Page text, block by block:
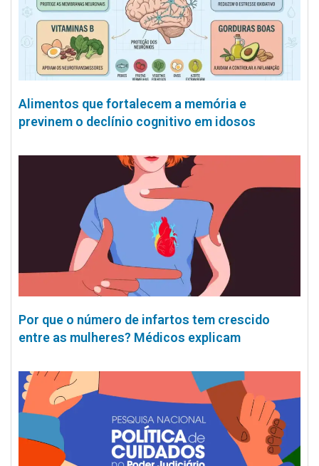
Alimentos que fortalecem a memória e
previnem o declínio cognitivo em idosos
Por que o número de infartos tem crescido
entre as mulheres? Médicos explicam